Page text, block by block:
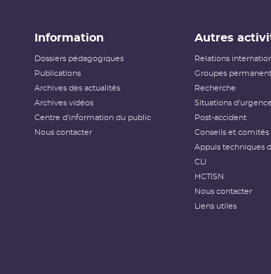
Information
Dossiers pédagogiques
Publications
Archives des actualités
Archives vidéos
Centre d'information du public
Nous contacter
Autres
Relations
Groupes
Recherche
Situations d'urgence
Post-accident
Conseils et comités
Appuis techniques
CLI
HCTISN
Nous contacter
Liens utiles